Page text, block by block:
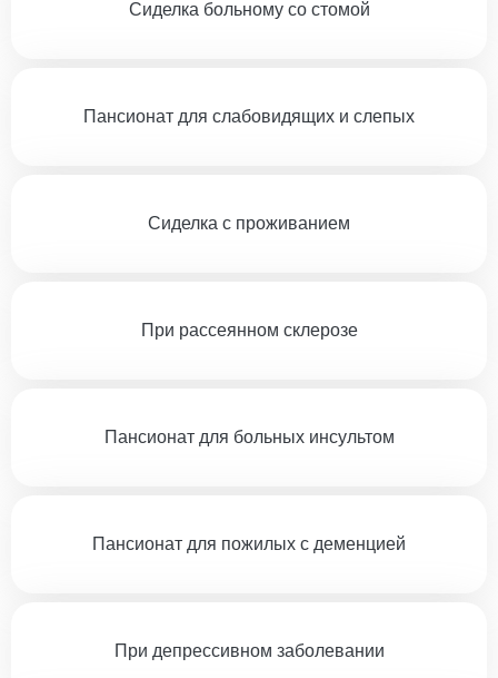
Сиделка больному со стомой
Пансионат для слабовидящих и слепых
Сиделка с проживанием
При рассеянном склерозе
Пансионат для больных инсультом
Пансионат для пожилых с деменцией
При депрессивном заболевании